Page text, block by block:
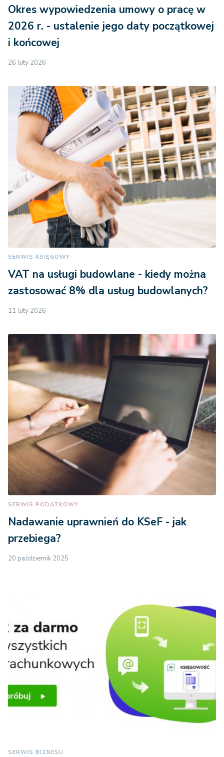
Okres wypowiedzenia umowy o pracę w
2026 r. - ustalenie jego daty początkowej
i końcowej
26 luty 2026
SERWIS KSIĘGOWY
VAT na usługi budowlane - kiedy można
zastosować 8% dla usług budowlanych?
11 luty 2026
SERWIS PODATKOWY
Nadawanie uprawnień do KSeF - jak
przebiega?
20 październik 2025
SERWIS BIZNESU